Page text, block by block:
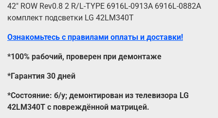
42" ROW Rev0.8 2 R/L-TYPE 6916L-0913A 6916L-0882A
комплект подсветки LG 42LM340T
Ознакомьтесь с правилами оплаты и доставки!
*100% рабочий, проверен при демонтаже
*Гарантия 30 дней
*Состояние: б/у; демонтирован из телевизора LG
42LM340T с повреждённой матрицей.